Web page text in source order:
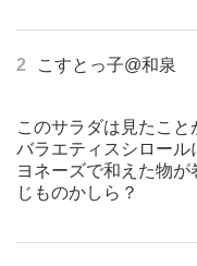
2 こすとっ子@和泉
このサラダは見たこ
バラエティスシロー
ヨネーズで和えた物
じものかしら？